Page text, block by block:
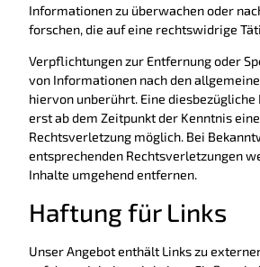
Informationen zu überwachen oder
forschen, die auf eine rechtswidrige
Verpflichtungen zur Entfernung oder
von Informationen nach den
hiervon unberührt. Eine
erst ab dem Zeitpunkt der Kenntnis
Rechtsverletzung möglich. Bei
entsprechenden Rechtsverletzungen
Inhalte umgehend entfernen.
Haftung für Links
Unser Angebot enthält Links zu